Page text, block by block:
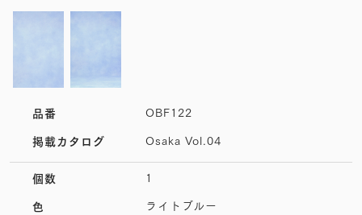
品番 OBF122
掲載カタログ Osaka Vol.04
個数 1
色 ライトブルー